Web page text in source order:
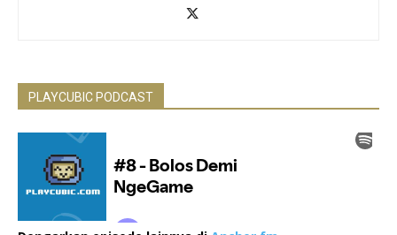
PLAYCUBIC PODCAST